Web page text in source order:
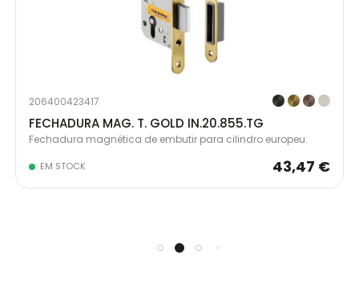
206400423417
FECHADURA MAG. T. GOLD IN.20.855.TG
Fechadura magnética de embutir para cilindro europeu.
EM STOCK 43,47 €